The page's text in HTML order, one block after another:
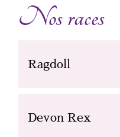
Nos races
Ragdoll
Devon Rex